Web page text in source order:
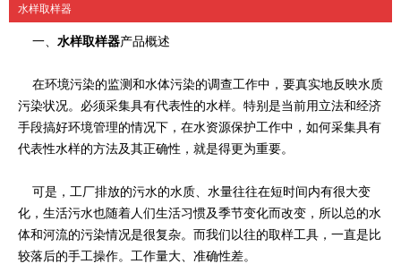
水样取样器
一、 水样取样器产品概述
在环境污染的监测和水体污染的调查工作中，要真实地反映水质
污染状况。必须采集具有代表性的水样。特别是当前用立法和经济
手段搞好环境管理的情况下，在水资源保护工作中，如何采集具有
代表性水样的方法及其正确性，就是得更为重要。
可是，工厂排放的污水的水质、水量往往在短时间内有很大变
化，生活污水也随着人们生活习惯及季节变化而改变，所以总的水
体和河流的污染情况是很复杂。而我们以往的取样工具，一直是比
较落后的手工操作。工作量大、准确性差。